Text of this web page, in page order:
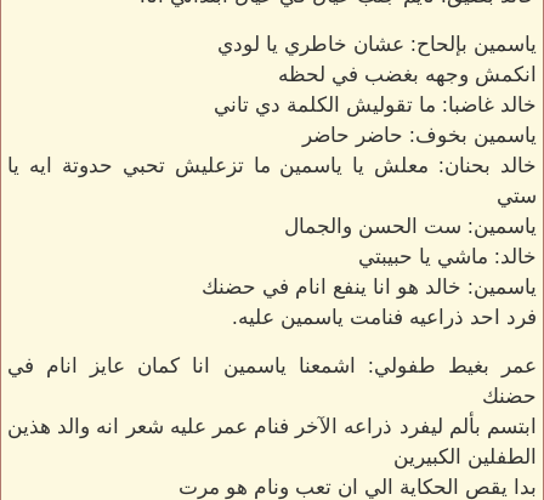
ياسمين بإلحاح: عشان خاطري يا لودي
انكمش وجهه بغضب في لحظه
خالد غاضبا: ما تقوليش الكلمة دي تاني
ياسمين بخوف: حاضر حاضر
خالد بحنان: معلش يا ياسمين ما تزعليش تحبي حدوتة ايه يا
ستي
ياسمين: ست الحسن والجمال
خالد: ماشي يا حبيبتي
ياسمين: خالد هو انا ينفع انام في حضنك
فرد احد ذراعيه فنامت ياسمين عليه.
عمر بغيط طفولي: اشمعنا ياسمين انا كمان عايز انام في
حضنك
ابتسم بألم ليفرد ذراعه الآخر فنام عمر عليه شعر انه والد هذين
الطفلين الكبيرين
بدا يقص الحكاية الي ان تعب ونام هو مرت